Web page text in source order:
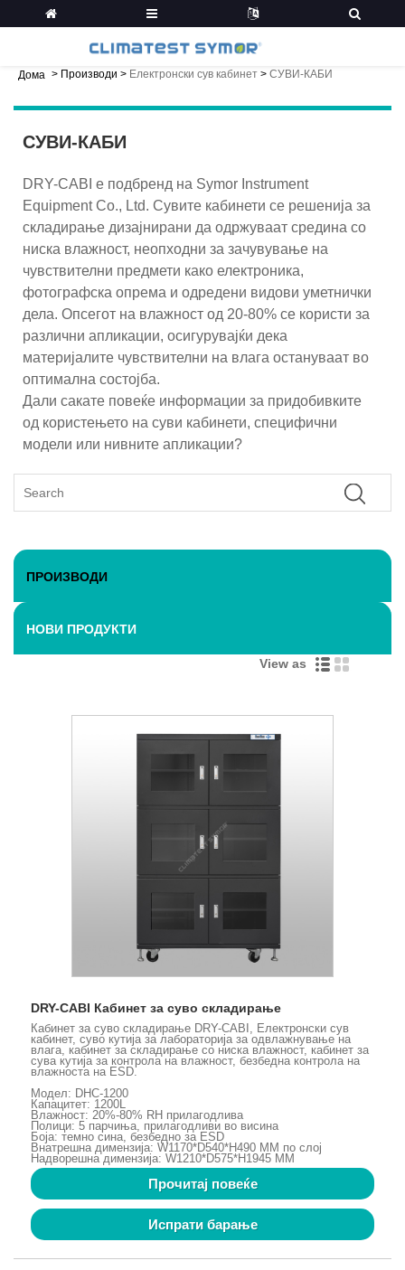
Дома > Производи > Електронски сув кабинет > СУВИ-КАБИ
СУВИ-КАБИ
DRY-CABI е подбренд на Symor Instrument
Equipment Co., Ltd. Сувите кабинети се решенија за
складирање дизајнирани да одржуваат средина со
ниска влажност, неопходни за зачувување на
чувствителни предмети како електроника,
фотографска опрема и одредени видови уметнички
дела. Опсегот на влажност од 20-80% се користи за
различни апликации, осигурувајќи дека
материјалите чувствителни на влага остануваат во
оптимална состојба.
Дали сакате повеќе информации за придобивките
од користењето на суви кабинети, специфични
модели или нивните апликации?
ПРОИЗВОДИ
НОВИ ПРОДУКТИ
View as
DRY-CABI Кабинет за суво складирање
Кабинет за суво складирање DRY-CABI, Електронски сув
кабинет, суво кутија за лабораторија за одвлажнување на
влага, кабинет за складирање со ниска влажност, кабинет за
сува кутија за контрола на влажност, безбедна контрола на
влажноста на ESD.
Модел: DHC-1200
Капацитет: 1200L
Влажност: 20%-80% RH прилагодлива
Полици: 5 парчиња, прилагодливи во висина
Боја: темно сина, безбедно за ESD
Внатрешна димензија: W1170*D540*H490 MM по слој
Надворешна димензија: W1210*D575*H1945 MM
Прочитај повеќе
Испрати барање